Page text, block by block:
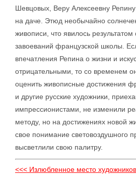
Шевцовых, Веру Алексеевну
на даче. Этюд необычайно
живописи, что явилось
завоеваний французской школы.
впечатления Репина о жизни и
отрицательными, то со временем
оценить живописные достижения
и другие русские художники,
импрессионистами, не изменили
методу, но на достижениях новой
свое понимание световоздушного
высветлили свою палитру.
<<< Излюбленное место художников